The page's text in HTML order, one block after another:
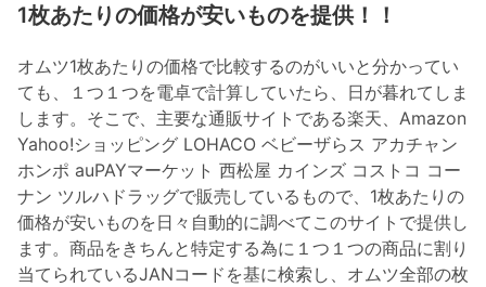
1枚あたりの価格が安いものを提供！！
オムツ1枚あたりの価格で比較するのがいいと分かってい
ても、１つ１つを電卓で計算していたら、日が暮れてしま
します。そこで、主要な通販サイトである楽天、Amazon
Yahoo!ショッピング LOHACO ベビーザらス アカチャン
ホンポ auPAYマーケット 西松屋 カインズ コストコ コー
ナン ツルハドラッグで販売しているもので、1枚あたりの
価格が安いものを日々自動的に調べてこのサイトで提供し
ます。商品をきちんと特定する為に１つ１つの商品に割り
当てられているJANコードを基に検索し、オムツ全部の枚